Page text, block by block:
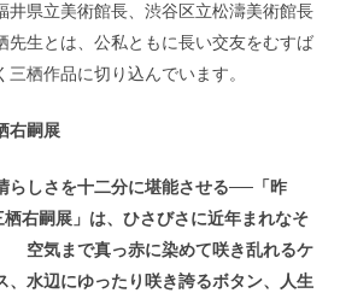
井県立美術館長、渋谷区立松濤美術館長
先生とは、公私ともに長い交友をむすば
栖作品に切り込んでいます。
嗣展
らしさを十二分に堪能させる──「昨
右嗣展」は、ひさびさに近年まれなそ
空気まで真っ赤に染めて咲き乱れるケ
、水辺にゆったり咲き誇るボタン、人生